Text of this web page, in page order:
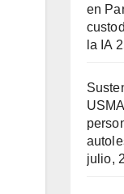
en
la IA
julio,